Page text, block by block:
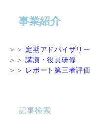
事業紹介
＞＞ 定期アドバイザリー
＞＞講演・役員研修
＞＞ レポート第三者評価
記事検索